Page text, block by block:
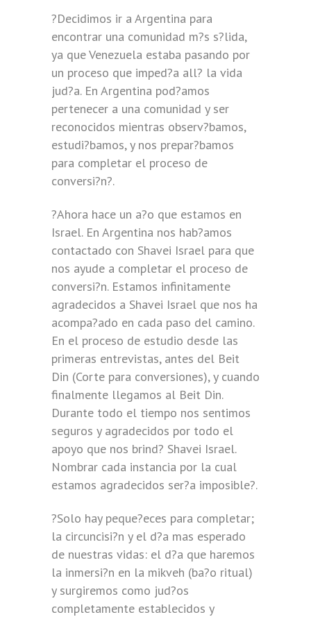
?Decidimos ir a Argentina para
encontrar una comunidad m?s s?lida,
ya que Venezuela estaba pasando por
un proceso que imped?a all? la vida
jud?a. En Argentina pod?amos
pertenecer a una comunidad y ser
reconocidos mientras observ?bamos,
estudi?bamos, y nos prepar?bamos
para completar el proceso de
conversi?n?.
?Ahora hace un a?o que estamos en
Israel. En Argentina nos hab?amos
contactado con Shavei Israel para que
nos ayude a completar el proceso de
conversi?n. Estamos infinitamente
agradecidos a Shavei Israel que nos ha
acompa?ado en cada paso del camino.
En el proceso de estudio desde las
primeras entrevistas, antes del Beit
Din (Corte para conversiones), y cuando
finalmente llegamos al Beit Din.
Durante todo el tiempo nos sentimos
seguros y agradecidos por todo el
apoyo que nos brind? Shavei Israel.
Nombrar cada instancia por la cual
estamos agradecidos ser?a imposible?.
?Solo hay peque?eces para completar;
la circuncisi?n y el d?a mas esperado
de nuestras vidas: el d?a que haremos
la inmersi?n en la mikveh (ba?o ritual)
y surgiremos como jud?os
completamente establecidos y